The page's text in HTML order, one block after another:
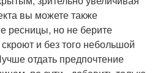
вы можете также
ресницы, но не берите
и без того небольшой
отдать предпочтение